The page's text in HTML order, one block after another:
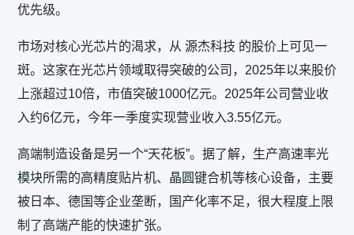
优先级。
市场对核心光芯片的渴求，从 源杰科技 的股价上可见一
斑。这家在光芯片领域取得突破的公司，2025年以来股价
上涨超过10倍，市值突破1000亿元。2025年公司营业收
入约6亿元，今年一季度实现营业收入3.55亿元。
高端制造设备是另一个“天花板”。据了解，生产高速率光
模块所需的高精度贴片机、晶圆键合机等核心设备，主要
被日本、德国等企业垄断，国产化率不足，很大程度上限
制了高端产能的快速扩张。